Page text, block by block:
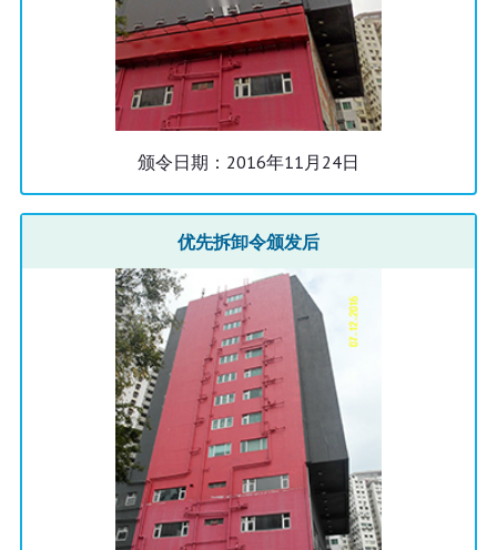
颁令日期：2016年11月24日
优先拆卸令颁发后